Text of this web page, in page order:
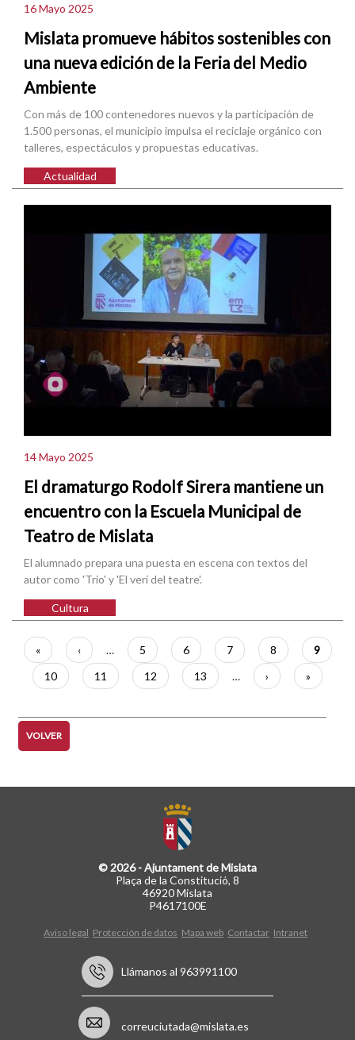
16 Mayo 2025
Mislata promueve hábitos sostenibles con
una nueva edición de la Feria del Medio
Ambiente
Con más de 100 contenedores nuevos y la participación de
1.500 personas, el municipio impulsa el reciclaje orgánico con
talleres, espectáculos y propuestas educativas.
Actualidad
14 Mayo 2025
El dramaturgo Rodolf Sirera mantiene un
encuentro con la Escuela Municipal de
Teatro de Mislata
El alumnado prepara una puesta en escena con textos del
autor como 'Trio' y 'El verí del teatre'.
Cultura
Paginación
Primera
página
«
Página
anterior
‹ … Página
5 Página
6 Página
7 Página
8
Página
actual
9
Página
10 Página
11 Página
12 Página
13 …
Siguiente
página
›
Última
página
»
VOLVER
© 2026 - Ajuntament de Mislata
Plaça de la Constitució, 8
46920 Mislata
P4617100E
Aviso legal Protección de datos Mapa web Contactar Intranet
Llámanos al 963991100
correuciutada@mislata.es